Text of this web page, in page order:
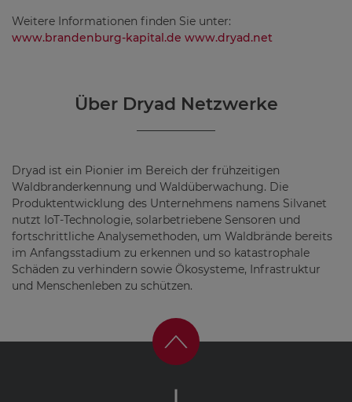
Weitere Informationen finden Sie unter:
www.brandenburg-kapital.de www.dryad.net
Über Dryad Netzwerke
Dryad ist ein Pionier im Bereich der frühzeitigen
Waldbranderkennung und Waldüberwachung. Die
Produktentwicklung des Unternehmens namens Silvanet
nutzt IoT-Technologie, solarbetriebene Sensoren und
fortschrittliche Analysemethoden, um Waldbrände bereits
im Anfangsstadium zu erkennen und so katastrophale
Schäden zu verhindern sowie Ökosysteme, Infrastruktur
und Menschenleben zu schützen.